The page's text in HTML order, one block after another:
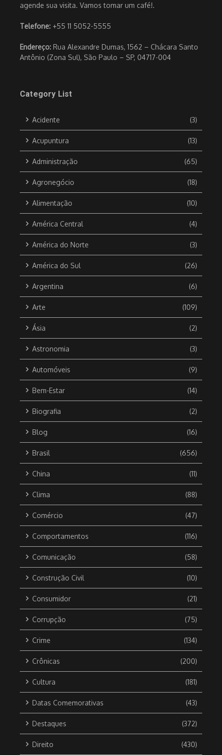
agende sua visita. Vamos tomar um café!.
Telefone: +55 11 5052-5555
Endereço: Rua Alexandre Dumas, 1562 – Chácara Santo
Antônio (Zona Sul), São Paulo – SP, 04717-004
Category List
Acidente (3)
Acupuntura (13)
Administração (65)
Agronegócio (18)
Alimentação (10)
América Central (4)
América do Norte (3)
América do Sul (26)
Argentina (6)
Arte (109)
Ásia (2)
Astronomia (3)
Automóveis (9)
Bem-Estar (14)
Biografia (2)
Blog (16)
Brasil (656)
China (11)
Clima (88)
Comércio (47)
Comportamentos (116)
Comunicação (58)
Construção Civil (10)
Consumidor (21)
Corrupção (75)
Crime (134)
Crônicas (200)
Cultura (181)
Datas Comemorativas (43)
Destaques (372)
Direito (430)